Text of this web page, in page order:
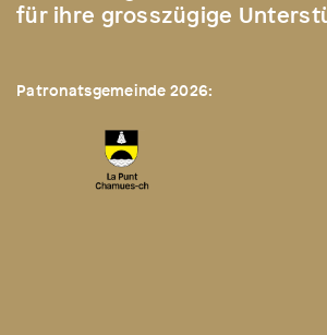
für ihre grosszügige
Patronatsgemeinde 2026: